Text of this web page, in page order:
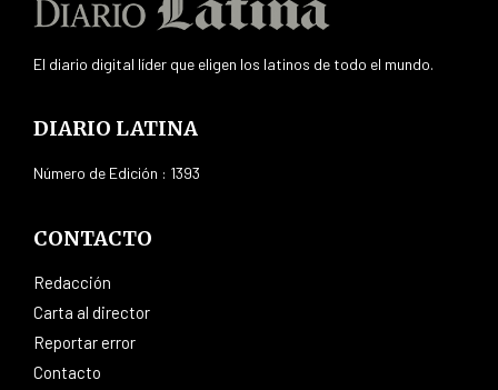
El diario digital líder que eligen los latinos de todo el mundo.
DIARIO LATINA
Número de Edición : 1393
CONTACTO
Redacción
Carta al director
Reportar error
Contacto